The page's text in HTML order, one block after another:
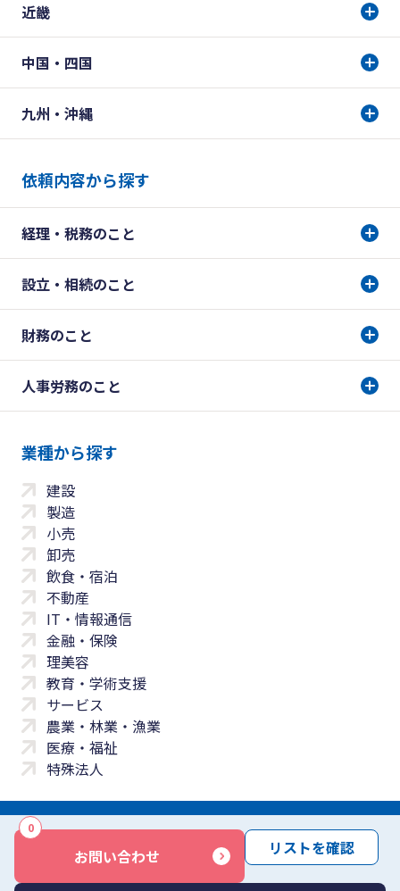
お問い合わせ
0
リストを確認
近畿
中国・四国
九州・沖縄
依頼内容から探す
経理・税務のこと
設立・相続のこと
財務のこと
人事労務のこと
業種から探す
建設
製造
小売
卸売
飲食・宿泊
不動産
IT・情報通信
金融・保険
理美容
教育・学術支援
サービス
農業・林業・漁業
医療・福祉
特殊法人
サイトマップ 免責事項 サービス利用規約
商標について反社会勢力に対する基本方針 お問い合わせ